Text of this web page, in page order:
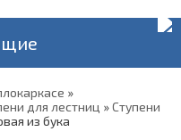
»
для лестниц »Ступени
из бука